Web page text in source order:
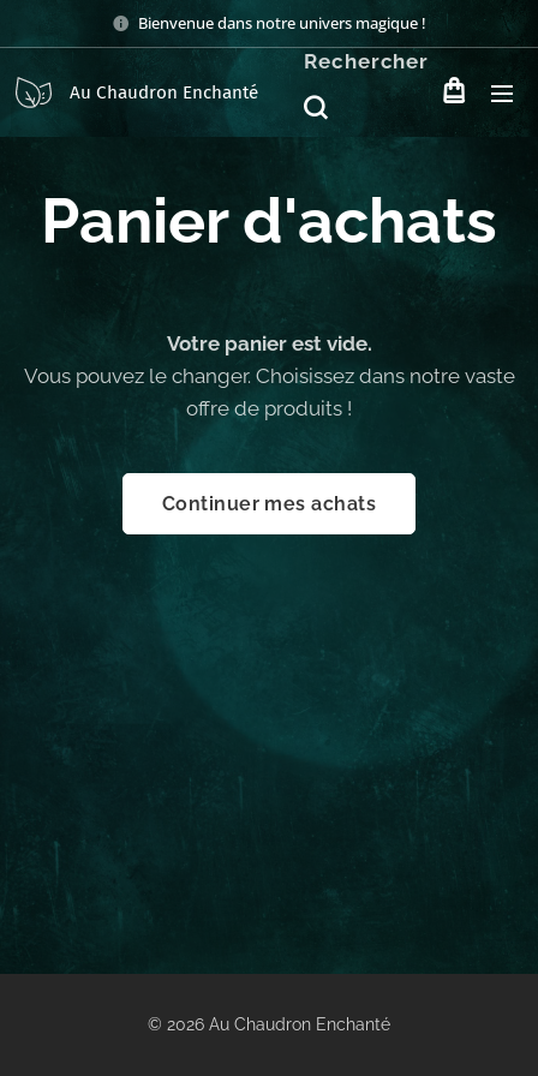
Bienvenue dans notre univers magique !
Au Chaudron Enchanté
Rechercher
Panier d'achats
Votre panier est vide.
Vous pouvez le changer. Choisissez dans notre vaste
offre de produits !
Continuer mes achats
© 2026 Au Chaudron Enchanté